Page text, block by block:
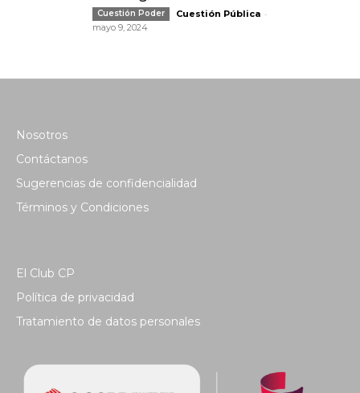
Cuestión Poder Cuestión Pública -
mayo 9, 2024
Nosotros
Contáctanos
Sugerencias de confidencialidad
Términos y Condiciones
El Club CP
Política de privacidad
Tratamiento de datos personales